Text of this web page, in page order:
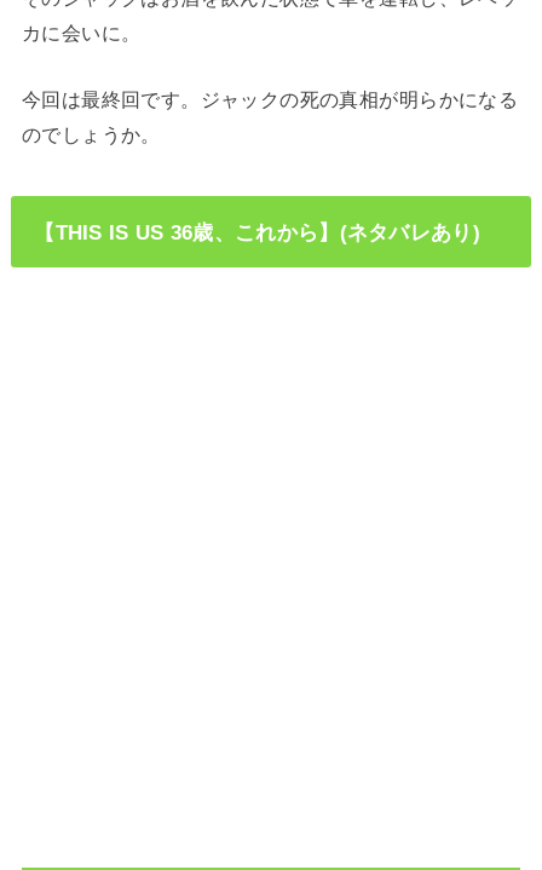
カに会いに。
今回は最終回です。ジャックの死の真相が明らかになる
のでしょうか。
【THIS IS US 36歳、これから】(ネタバレあり)